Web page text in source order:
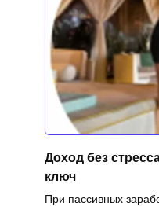
Доход без
ключ
При пассивных